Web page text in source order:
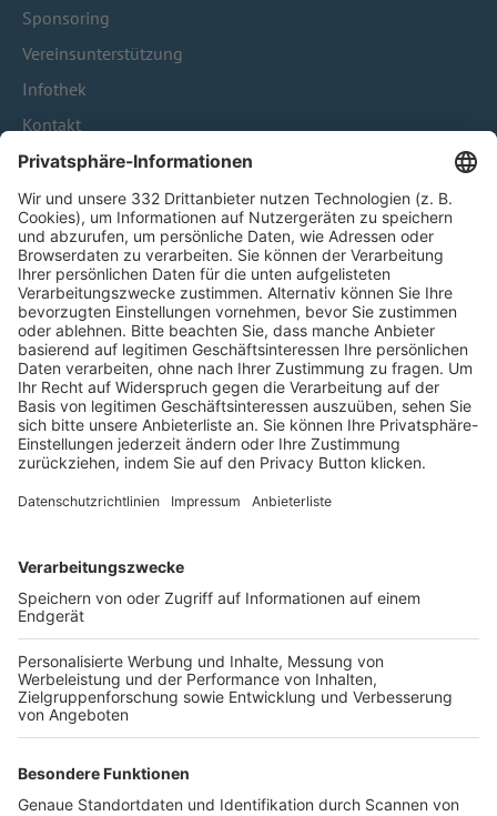
Sponsoring
Vereinsunterstützung
Infothek
Kontakt
HÄUFIG BESUCHTE SEITEN
Pässe und Vereinswechsel
Trainerausbildung
Schulungsangebot Vereinsmitarbeiter
BFV-Geschäftsstellen
Trainerbörse
Login SpielPlus
FOLGE DEM BFV
TOP-VEREINE
TOP-PARTNER